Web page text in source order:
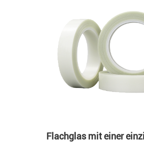
Flachglas mit einer